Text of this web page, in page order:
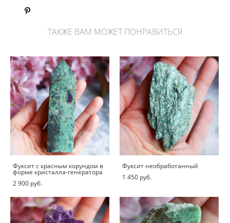
ТАКЖЕ ВАМ МОЖЕТ ПОНРАВИТЬСЯ
Фуксит с красным корундом в
форме кристалла-генератора
2 900 pуб.
Фуксит необработанный
1 450 pуб.